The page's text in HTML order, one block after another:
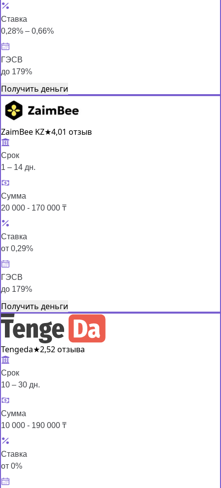
Ставка
0,28% – 0,66%
ГЭСВ
до 179%
Получить деньги
ZaimBee KZ★4,01 отзыв
Срок
1 – 14 дн.
Сумма
20 000 - 170 000 ₸
Ставка
от 0,29%
ГЭСВ
до 179%
Получить деньги
Tengeda★2,52 отзыва
Срок
10 – 30 дн.
Сумма
10 000 - 190 000 ₸
Ставка
от 0%